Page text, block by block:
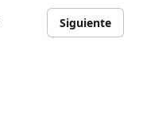
Siguiente